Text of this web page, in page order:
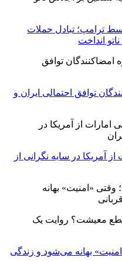
ترامپ؛ تبادل حملات
انداخت
توافق احتمالی ایران و
آمریکا در سایه نگرانی از
قطع معیشت؟ روایت یک
بهانه می‌شود و زندگی